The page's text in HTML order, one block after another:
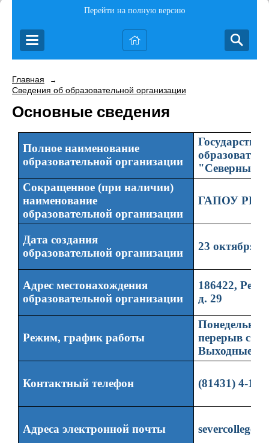
Перейти на полную версию
Главная →
Сведения об образовательной организации
Основные сведения
Полное наименование
образовательной организации
"Северный
Сокращенное (при наличии)
наименование
образовательной организации
ГАПОУ РК
Дата создания
образовательной организации
23 октября
Адрес местонахождения
образовательной организации
186422,
д. 29
Режим, график работы
перерыв с
Выходные
Контактный телефон (81431) 4-10-
Адреса электронной почты